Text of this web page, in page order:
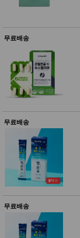
무료배송
무료배송
무료배송